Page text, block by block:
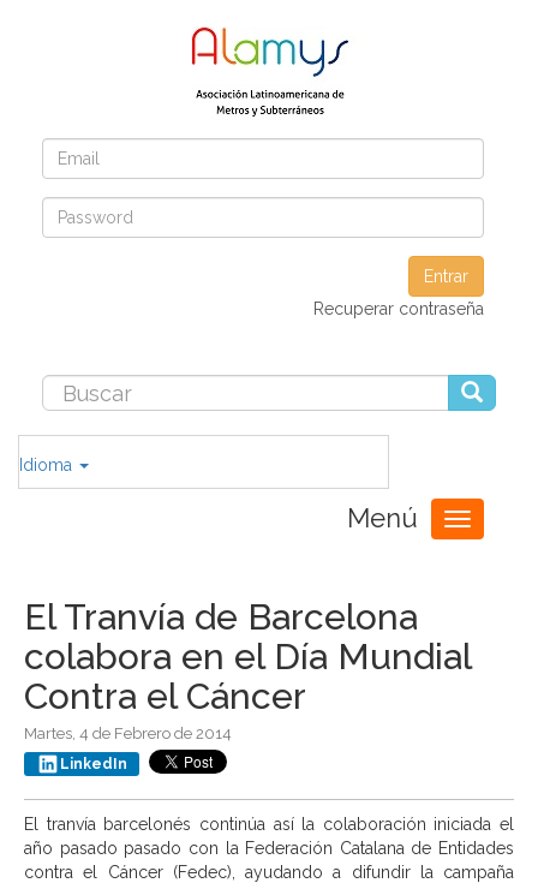
Entrar
Recuperar contraseña
Idioma
Menú
Toggle
navigation
El Tranvía de Barcelona
colabora en el Día Mundial
Contra el Cáncer
Martes, 4 de Febrero de 2014
LinkedIn
El tranvía barcelonés continúa así la colaboración iniciada el
año pasado pasado con la Federación Catalana de Entidades
contra el Cáncer (Fedec), ayudando a difundir la campaña